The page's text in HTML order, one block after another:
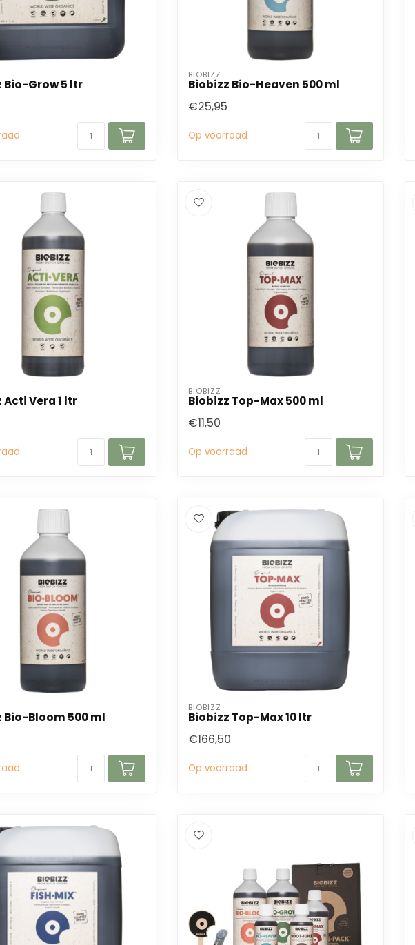
Bio-Grow 5 ltr
BIOBIZZ
Biobizz Bio-Heaven 500 ml
€25,95
Op voorraad
Acti Vera 1 ltr
BIOBIZZ
Biobizz Top-Max 500 ml
€11,50
Op voorraad
Bio-Bloom 500 ml
BIOBIZZ
Biobizz Top-Max 10 ltr
€166,50
Op voorraad